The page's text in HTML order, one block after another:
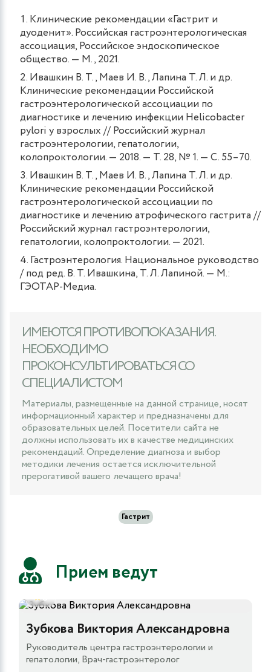
Клинические рекомендации «Гастрит и
дуоденит». Российская гастроэнтерологическая
ассоциация, Российское эндоскопическое
общество. — М., 2021.
Ивашкин В. Т., Маев И. В., Лапина Т. Л. и др.
Клинические рекомендации Российской
гастроэнтерологической ассоциации по
диагностике и лечению инфекции Helicobacter
pylori у взрослых // Российский журнал
гастроэнтерологии, гепатологии,
колопроктологии. — 2018. — Т. 28, № 1. — С. 55–70.
Ивашкин В. Т., Маев И. В., Лапина Т. Л. и др.
Клинические рекомендации Российской
гастроэнтерологической ассоциации по
диагностике и лечению атрофического гастрита //
Российский журнал гастроэнтерологии,
гепатологии, колопроктологии. — 2021.
Гастроэнтерология. Национальное руководство
/ под ред. В. Т. Ивашкина, Т. Л. Лапиной. — М.:
ГЭОТАР-Медиа.
ИМЕЮТСЯ ПРОТИВОПОКАЗАНИЯ.
НЕОБХОДИМО
ПРОКОНСУЛЬТИРОВАТЬСЯ СО
СПЕЦИАЛИСТОМ
Материалы, размещенные на данной странице, носят
информационный характер и предназначены для
образовательных целей. Посетители сайта не
должны использовать их в качестве медицинских
рекомендаций. Определение диагноза и выбор
методики лечения остается исключительной
прерогативой вашего лечащего врача!
Гастрит
Прием ведут
5
Зубкова Виктория Александровна
Руководитель центра гастроэнтерологии и
гепатологии, Врач-гастроэнтеролог